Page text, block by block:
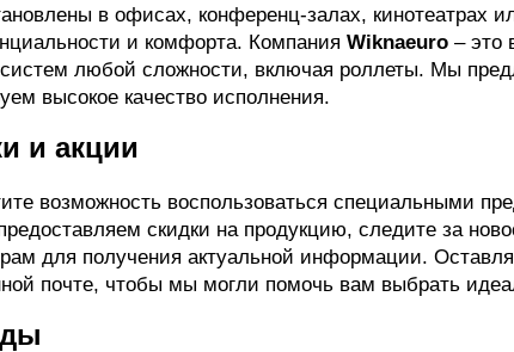
в офисах, конференц-залах, кинотеатрах
и комфорта. Компания Wiknaeuro – это
любой сложности, включая роллеты. Мы
высокое качество исполнения.
и акции
возможность воспользоваться специальными
скидки на продукцию, следите за
для получения актуальной информации.
почте, чтобы мы могли помочь вам выбрать